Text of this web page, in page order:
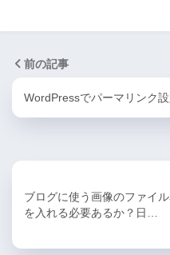
前の記事
WordPressでパーマリンク
ブログに使う画像のファイ
を入れる必要あるか？日…